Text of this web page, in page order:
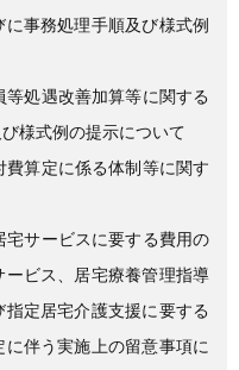
事務処理手順及び様式例
等処遇改善加算等に関する
様式例の提示について
費算定に係る体制等に関す
宅サービスに要する費用の
ビス、居宅療養管理指導
定居宅介護支援に要する
伴う実施上の留意事項に